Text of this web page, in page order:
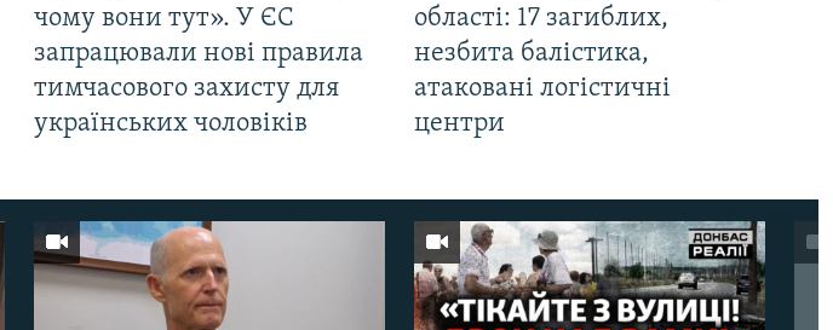
чому вони тут». У ЄС
запрацювали нові правила
тимчасового захисту для
українських чоловіків
області: 17 загиблих,
незбита балістика,
атаковані логістичні
центри